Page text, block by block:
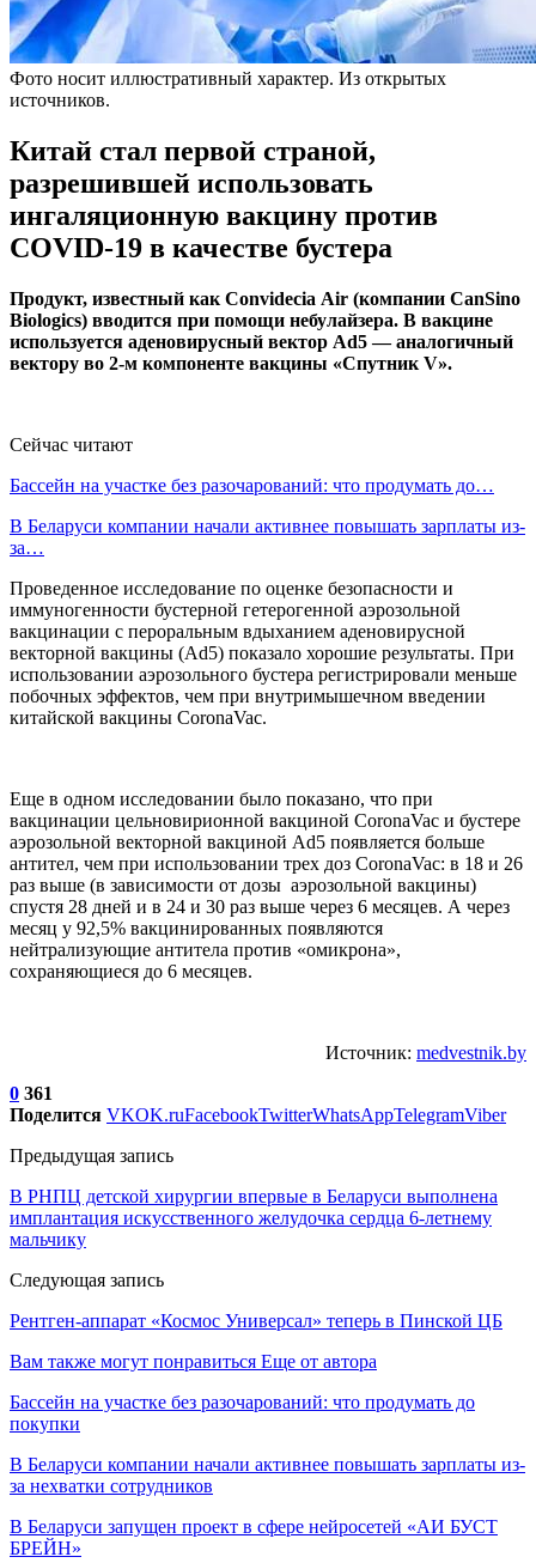
Фото носит иллюстративный характер. Из открытых
источников.
Китай стал первой страной,
разрешившей использовать
ингаляционную вакцину против
COVID-19 в качестве бустера
Продукт, известный как Convidecia Аir (компании CanSino
Biologics) вводится при помощи небулайзера. В вакцине
используется аденовирусный вектор Ad5 — аналогичный
вектору во 2-м компоненте вакцины «Спутник V».
Сейчас читают
Бассейн на участке без разочарований: что продумать до…
В Беларуси компании начали активнее повышать зарплаты из-
за…
Проведенное исследование по оценке безопасности и
иммуногенности бустерной гетерогенной аэрозольной
вакцинации с пероральным вдыханием аденовирусной
векторной вакцины (Ad5) показало хорошие результаты. При
использовании аэрозольного бустера регистрировали меньше
побочных эффектов, чем при внутримышечном введении
китайской вакцины CoronaVac.
Еще в одном исследовании было показано, что при
вакцинации цельновирионной вакциной CoronaVac и бустере
аэрозольной векторной вакциной Ad5 появляется больше
антител, чем при использовании трех доз CoronaVac: в 18 и 26
раз выше (в зависимости от дозы аэрозольной вакцины)
спустя 28 дней и в 24 и 30 раз выше через 6 месяцев. А через
месяц у 92,5% вакцинированных появляются
нейтрализующие антитела против «омикрона»,
сохраняющиеся до 6 месяцев.
Источник: medvestnik.by
0 361
Поделится VKOK.ruFacebookTwitterWhatsAppTelegramViber
Предыдущая запись
В РНПЦ детской хирургии впервые в Беларуси выполнена
имплантация искусственного желудочка сердца 6-летнему
мальчику
Следующая запись
Рентген-аппарат «Космос Универсал» теперь в Пинской ЦБ
Вам также могут понравиться Еще от автора
Бассейн на участке без разочарований: что продумать до
покупки
В Беларуси компании начали активнее повышать зарплаты из-
за нехватки сотрудников
В Беларуси запущен проект в сфере нейросетей «АИ БУСТ
БРЕЙН»